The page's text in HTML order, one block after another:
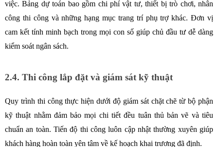
việc. Bảng dự toán bao gồm chi phí vật tư, thiết bị trò chơi, nhân
công thi công và những hạng mục trang trí phụ trợ khác. Đơn vị
cam kết tính minh bạch trong mọi con số giúp chủ đầu tư dễ dàng
kiểm soát ngân sách.
2.4. Thi công lắp đặt và giám sát kỹ thuật
Quy trình thi công thực hiện dưới độ giám sát chặt chẽ từ bộ phận
kỹ thuật nhằm đảm bảo mọi chi tiết đều tuân thủ bản vẽ và tiêu
chuẩn an toàn. Tiến độ thi công luôn cập nhật thường xuyên giúp
khách hàng hoàn toàn yên tâm về kế hoạch khai trương đã định.